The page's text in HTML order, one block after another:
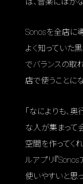
Sonosを全店に
よく知っていた
でバランスの取
店で使うことに
「なによりも、
な人が集まって
空間を作ってく
ルアプリ『
使いやすいと思